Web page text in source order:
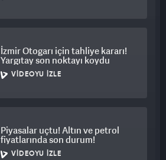
İzmir Otogarı için tahliye kararı!
Yargıtay son noktayı koydu
VIDEOYU İZLE
Piyasalar uçtu! Altın ve petrol
fiyatlarında son durum!
VIDEOYU İZLE